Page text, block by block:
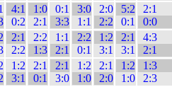
4:1
0:2
1:0
2:1
0:1
3:3
3:0
1:1
2:0
2:2
5:2
0:1
2:1
0:0
2:1
2:2
2:2
1:3
1:1
2:1
2:2
0:1
1:2
3:1
2:1
3:1
4:3
2:1
1:2
3:1
2:1
0:1
2:1
3:0
1:2
1:0
2:1
2:0
1:2
1:0
1:3
2:3